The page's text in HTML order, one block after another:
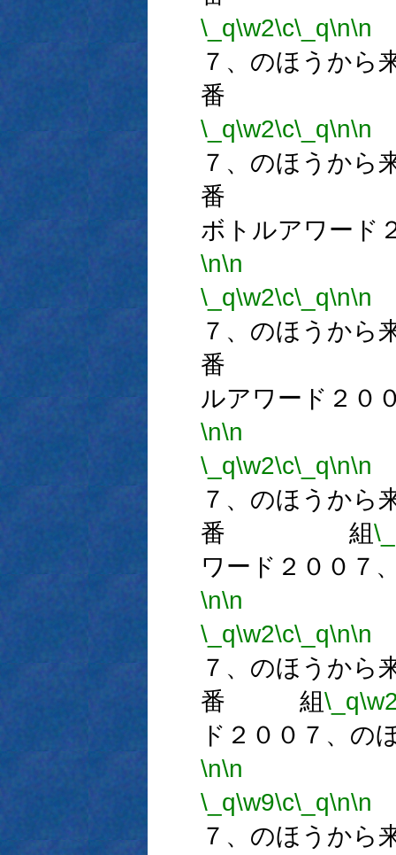
\_q\w2\c\_q\n\n
７、のほうから
番
\_q\w2\c\_q\n\n
７、のほうから
番
ボトルアワード
\n\n
\_q\w2\c\_q\n\n
７、のほうから
番
ルアワード２０
\n\n
\_q\w2\c\_q\n\n
７、のほうから
番 組
ワード２００７
\n\n
\_q\w2\c\_q\n\n
７、のほうから
番 組\_q
ド２００７、の
\n\n
\_q\w9\c\_q\n\n
７、のほうから